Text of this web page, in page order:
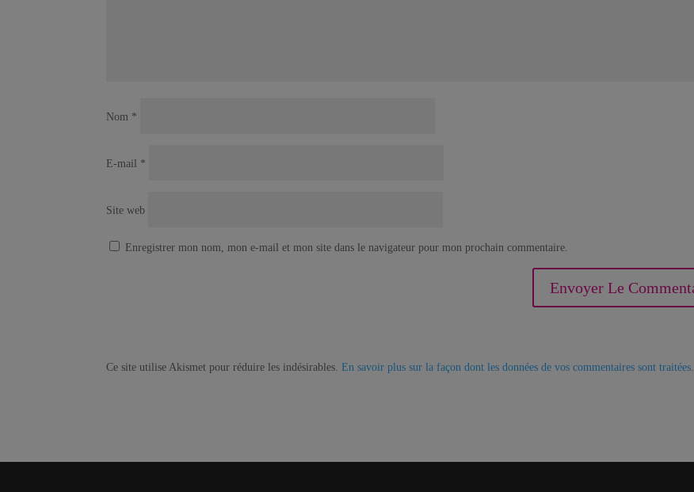
Nom *
E-mail *
Site web
Enregistrer mon nom, mon e-mail et mon site dans le navigateur pour mon prochain commentaire.
Ce site utilise Akismet pour réduire les indésirables.En savoir plus sur la façon dont les données de vos commentaires sont traitées.